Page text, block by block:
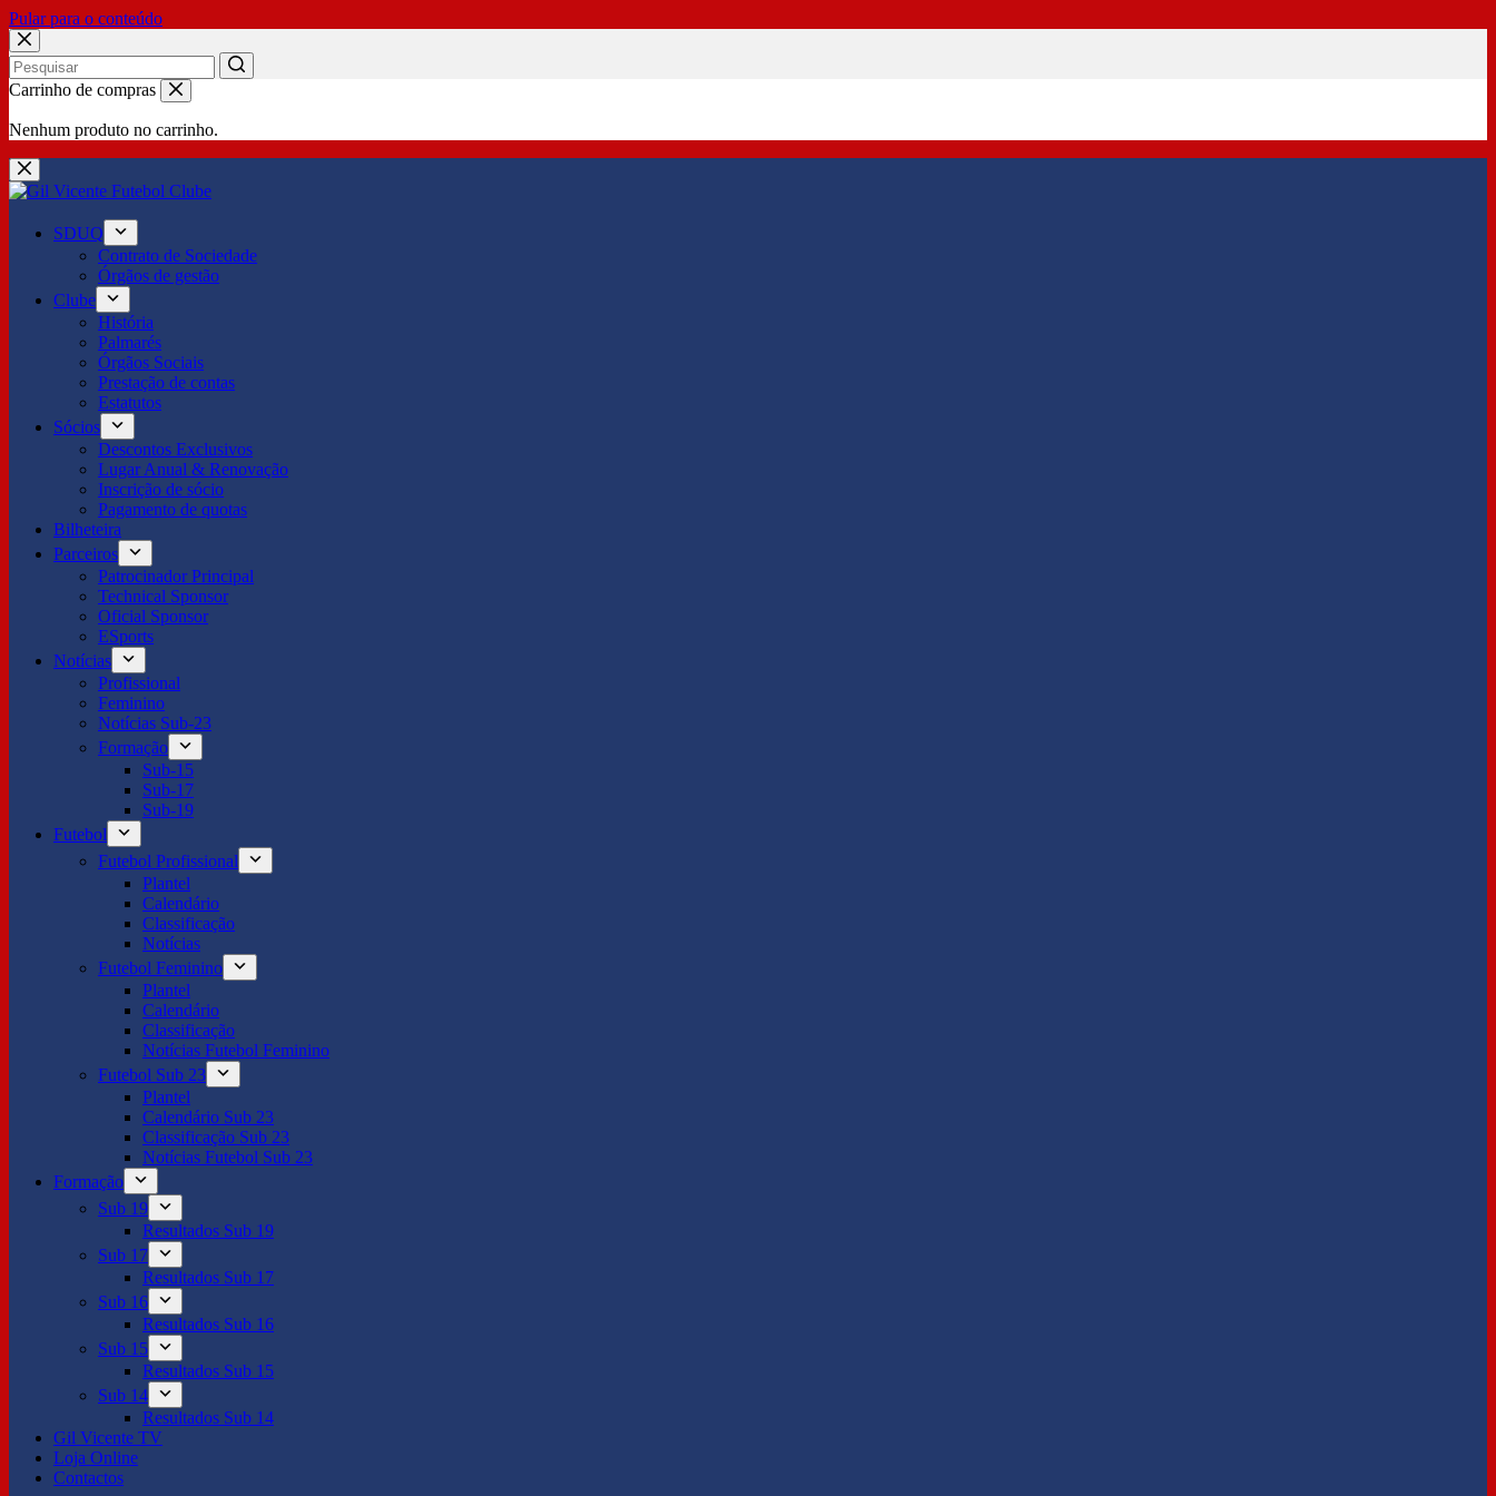
Pular para o conteúdo
No
Carrinho de compras
Nenhum produto no carrinho.
SDUQ
Contrato de Sociedade
Órgãos de gestão
Clube
História
Palmarés
Órgãos Sociais
Prestação de contas
Estatutos
Sócios
Descontos Exclusivos
Lugar Anual & Renovação
Inscrição de sócio
Pagamento de quotas
Bilheteira
Parceiros
Patrocinador Principal
Technical Sponsor
Oficial Sponsor
ESports
Notícias
Profissional
Feminino
Notícias Sub-23
Formação
Sub-15
Sub-17
Sub-19
Futebol
Futebol Profissional
Plantel
Calendário
Classificação
Notícias
Futebol Feminino
Plantel
Calendário
Classificação
Notícias Futebol Feminino
Futebol Sub 23
Plantel
Calendário Sub 23
Classificação Sub 23
Notícias Futebol Sub 23
Formação
Sub 19
Resultados Sub 19
Sub 17
Resultados Sub 17
Sub 16
Resultados Sub 16
Sub 15
Resultados Sub 15
Sub 14
Resultados Sub 14
Gil Vicente TV
Loja Online
Contactos